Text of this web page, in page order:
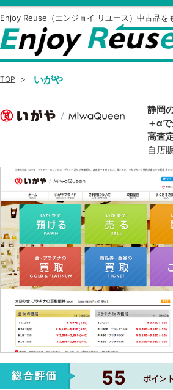
Enjoy Reuse（エンジョイ リユース）中古品を
TOP > いがや
静岡
＋α
高査
自店
55 ポイント